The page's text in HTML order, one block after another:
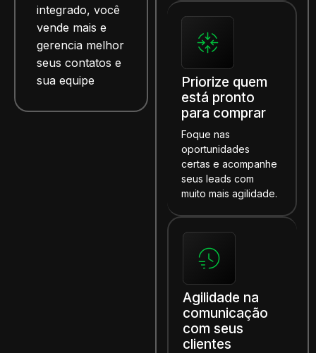
integrado, você
vende mais e
gerencia melhor
seus contatos e
sua equipe
Priorize quem
está pronto
para comprar
Foque nas
oportunidades
certas e acompanhe
seus leads com
muito mais agilidade.
Agilidade na
comunicação
com seus
clientes